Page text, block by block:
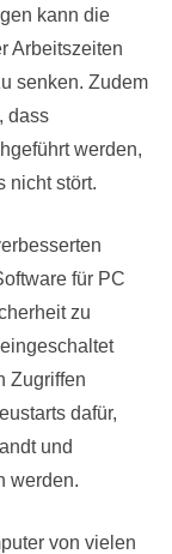
kann die
Arbeitszeiten
senken. Zudem
dass
werden,
nicht stört.
für PC
zu
Zugriffen
dafür,
und
werden.
von vielen